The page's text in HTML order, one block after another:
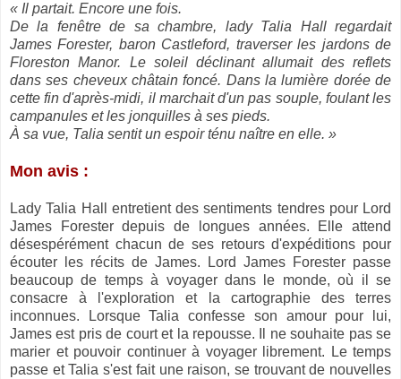
« Il partait. Encore une fois.
De la fenêtre de sa chambre, lady Talia Hall regardait
James Forester, baron Castleford, traverser les jardons de
Floreston Manor. Le soleil déclinant allumait des reflets
dans ses cheveux châtain foncé. Dans la lumière dorée de
cette fin d'après-midi, il marchait d'un pas souple, foulant les
campanules et les jonquilles à ses pieds.
À sa vue, Talia sentit un espoir ténu naître en elle. »
Mon avis :
Lady Talia Hall entretient des sentiments tendres pour Lord
James Forester depuis de longues années. Elle attend
désespérément chacun de ses retours d'expéditions pour
écouter les récits de James. Lord James Forester passe
beaucoup de temps à voyager dans le monde, où il se
consacre à l'exploration et la cartographie des terres
inconnues. Lorsque Talia confesse son amour pour lui,
James est pris de court et la repousse. Il ne souhaite pas se
marier et pouvoir continuer à voyager librement. Le temps
passe et Talia s'est fait une raison, se trouvant de nouvelles